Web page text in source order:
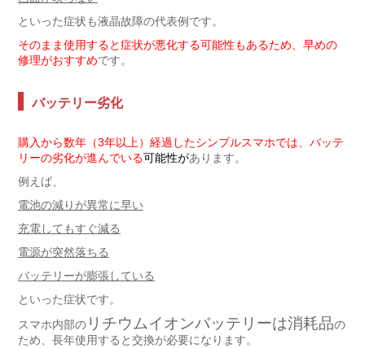
といった症状も液晶故障の代表例です。
そのまま使用すると症状が悪化する可能性もあるため、早めの
修理がおすすめです。
バッテリー劣化
購入から数年（3年以上）経過したシンプルスマホでは、バッテ
リーの劣化が進んでいる可能性があります。
例えば、
電池の減りが異常に早い
充電してもすぐ減る
電源が突然落ちる
バッテリーが膨張している
といった症状です。
スマホ内部のリチウムイオンバッテリーは消耗品の
ため、長年使用すると交換が必要になります。